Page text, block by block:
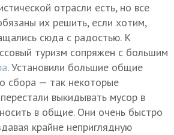
отрасли есть, но все
их решить, если хотим,
сюда с радостью. К
туризм сопряжен с большим
. Установили большие общие
сбора — так некоторые
выкидывать мусор в
в общие. Они очень быстро
крайне неприглядную